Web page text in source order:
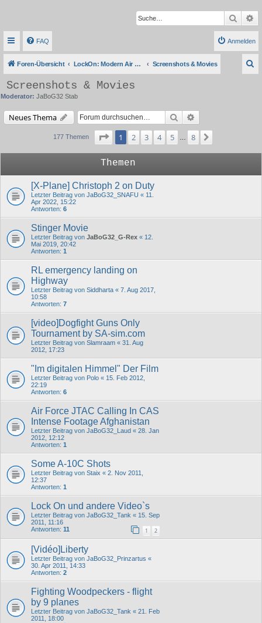
Suche
FAQ Anmelden
Foren-Übersicht LockOn: Modern Air Combat Simulation Screenshots & Movies
Screenshots & Movies
Moderator: JaBoG32 Stab
Neues Thema Suche
177 Themen Seite von
1 2 3 4 5 8
Themen
[X-Plane] Christoph 2 on Duty
Letzter Beitrag von JaBoG32_SNAFU « 11.
Apr 2022, 15:22
Antworten: 6
Stinger Movie
Letzter Beitrag von JaBoG32_G-Rex « 12.
Mai 2019, 20:42
Antworten: 1
RL emergency landing on
Highway
Letzter Beitrag von Siddharta « 7. Aug 2017,
10:58
Antworten: 7
[video]Dogfight Guns Only
Tournament by SA-sim.com
Letzter Beitrag von Slamraam « 31. Aug
2012, 17:23
"Im digitalen Himmel" Der Film
Letzter Beitrag von Polo « 15. Feb 2012,
22:19
Antworten: 6
Air Force JTAC Calling In CAS
Intense Footage Afghanistan
Letzter Beitrag von JaBoG32_Laud « 28. Jan
2012, 12:12
Antworten: 1
Some A-10C Shots
Letzter Beitrag von Staix « 2. Nov 2011,
12:37
Antworten: 1
Lock On und andere Video`s
Letzter Beitrag von JaBoG32_Tank « 15. Sep
2011, 11:16
Antworten: 11 1 2
[Vidéo]Liberty
Letzter Beitrag von JaBoG32_Prinzartus «
30. Apr 2011, 14:33
Antworten: 2
Fighting Woodpeckers - flight
by 9 planes
Letzter Beitrag von JaBoG32_Tank « 21. Feb
2011, 18:00